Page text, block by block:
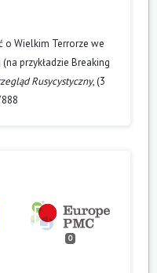
o Wielkim Terrorze we
przykładzie Breaking
Rusycystyczny, (3
0